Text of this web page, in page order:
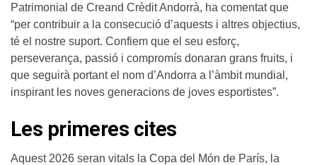
Patrimonial de Creand Crèdit Andorrà, ha comentat que
“per contribuir a la consecució d’aquests i altres objectius,
té el nostre suport. Confiem que el seu esforç,
perseverança, passió i compromís donaran grans fruits, i
que seguirà portant el nom d’Andorra a l’àmbit mundial,
inspirant les noves generacions de joves esportistes”.
Les primeres cites
Aquest 2026 seran vitals la Copa del Món de París, la